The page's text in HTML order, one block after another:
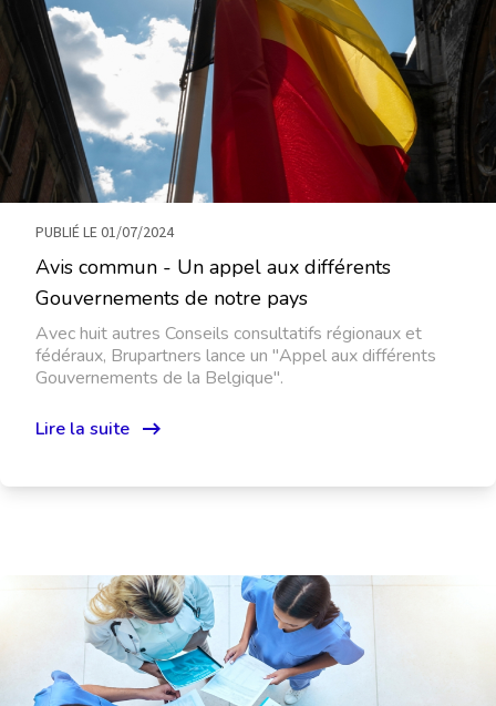
Avis commun - Un appel aux différents
Gouvernements de notre pays
Avec huit autres Conseils consultatifs régionaux et
fédéraux, Brupartners lance un "Appel aux différents
Gouvernements de la Belgique".
PUBLIÉ LE 01/07/2024
Lire la suite